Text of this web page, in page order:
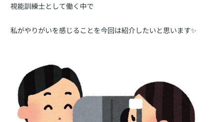
視能訓練士として働く中で
私がやりがいを感じることを今回は紹介したいと思います✨